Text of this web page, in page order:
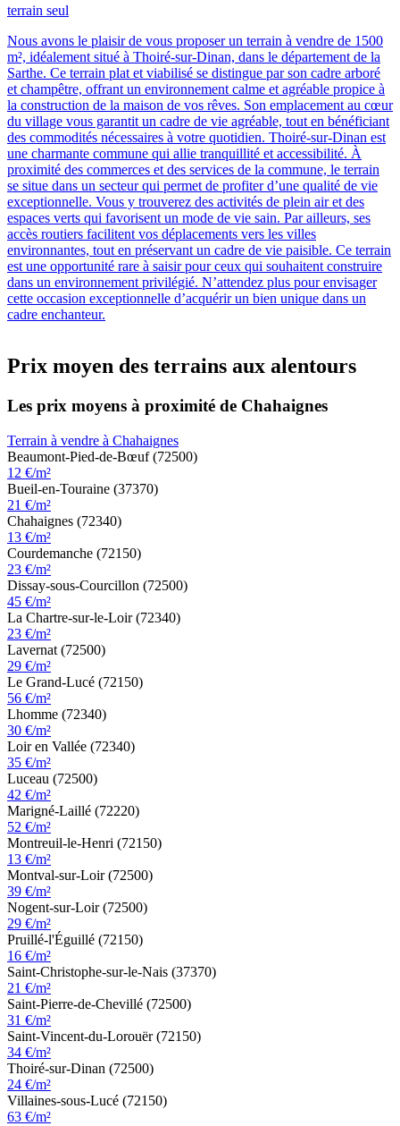
terrain seul
Nous avons le plaisir de vous proposer un terrain à vendre de 1500
m², idéalement situé à Thoiré-sur-Dinan, dans le département de la
Sarthe. Ce terrain plat et viabilisé se distingue par son cadre arboré
et champêtre, offrant un environnement calme et agréable propice à
la construction de la maison de vos rêves. Son emplacement au cœur
du village vous garantit un cadre de vie agréable, tout en bénéficiant
des commodités nécessaires à votre quotidien. Thoiré-sur-Dinan est
une charmante commune qui allie tranquillité et accessibilité. À
proximité des commerces et des services de la commune, le terrain
se situe dans un secteur qui permet de profiter d’une qualité de vie
exceptionnelle. Vous y trouverez des activités de plein air et des
espaces verts qui favorisent un mode de vie sain. Par ailleurs, ses
accès routiers facilitent vos déplacements vers les villes
environnantes, tout en préservant un cadre de vie paisible. Ce terrain
est une opportunité rare à saisir pour ceux qui souhaitent construire
dans un environnement privilégié. N’attendez plus pour envisager
cette occasion exceptionnelle d’acquérir un bien unique dans un
cadre enchanteur.
Prix moyen des terrains aux alentours
Les prix moyens à proximité de Chahaignes
Terrain à vendre à Chahaignes
Beaumont-Pied-de-Bœuf (72500)
12 €/m²
Bueil-en-Touraine (37370)
21 €/m²
Chahaignes (72340)
13 €/m²
Courdemanche (72150)
23 €/m²
Dissay-sous-Courcillon (72500)
45 €/m²
La Chartre-sur-le-Loir (72340)
23 €/m²
Lavernat (72500)
29 €/m²
Le Grand-Lucé (72150)
56 €/m²
Lhomme (72340)
30 €/m²
Loir en Vallée (72340)
35 €/m²
Luceau (72500)
42 €/m²
Marigné-Laillé (72220)
52 €/m²
Montreuil-le-Henri (72150)
13 €/m²
Montval-sur-Loir (72500)
39 €/m²
Nogent-sur-Loir (72500)
29 €/m²
Pruillé-l'Éguillé (72150)
16 €/m²
Saint-Christophe-sur-le-Nais (37370)
21 €/m²
Saint-Pierre-de-Chevillé (72500)
31 €/m²
Saint-Vincent-du-Lorouër (72150)
34 €/m²
Thoiré-sur-Dinan (72500)
24 €/m²
Villaines-sous-Lucé (72150)
63 €/m²